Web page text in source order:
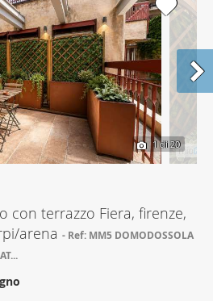
1di 20
con terrazzo Fiera, firenze,
arena
Ref: MM5 DOMODOSSOLA